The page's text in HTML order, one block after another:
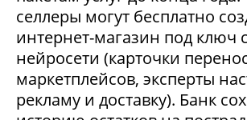
селлеры могут бесплатно
интернет-магазин под
нейросети (карточки
маркетплейсов, эксперты
рекламу и доставку). Банк